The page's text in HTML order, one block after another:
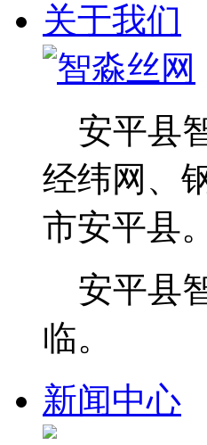
关于我们
安平县
经纬网、
市安平县。
安平县
临。
新闻中心